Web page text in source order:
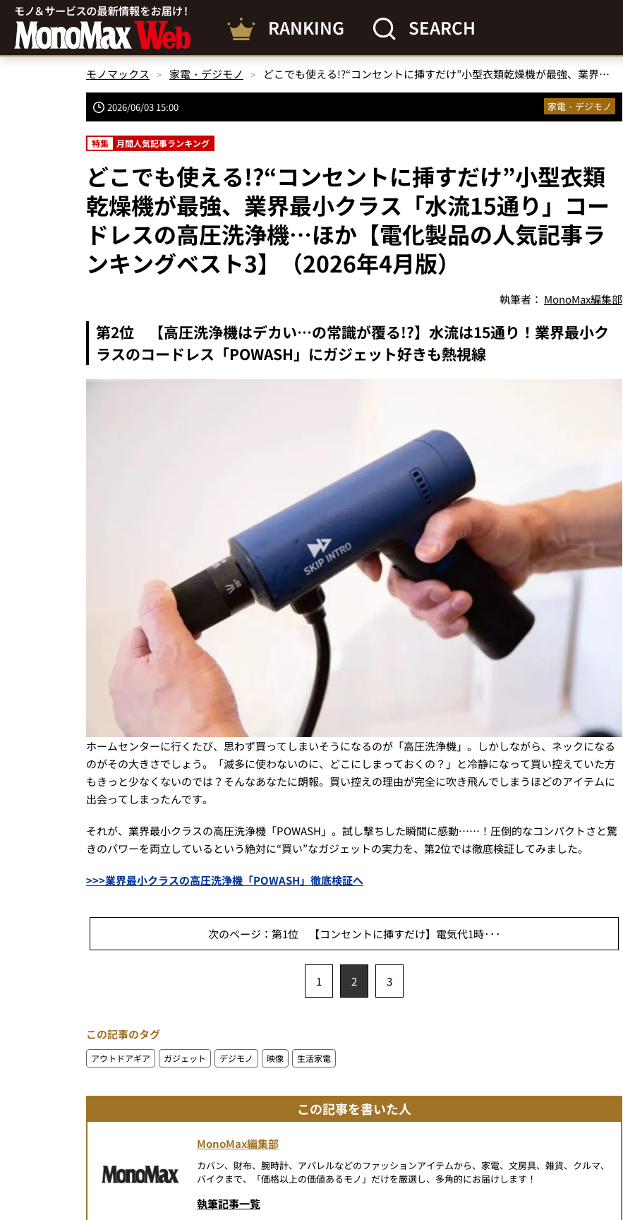
RANKING SEARCH
モノマックス 家電・デジモノ どこでも使える!?“コンセントに挿すだけ”小型衣類乾燥機が最強、業界最小クラス「水流15通り」コードレスの高圧洗浄機…ほか【電化製品の人気記事ランキングベスト3】（2026年4月版）
2026/06/03 15:00 家電・デジモノ
特集 月間人気記事ランキング
どこでも使える!?“コンセントに挿すだけ”小型衣類
乾燥機が最強、業界最小クラス「水流15通り」コー
ドレスの高圧洗浄機…ほか【電化製品の人気記事ラ
ンキングベスト3】（2026年4月版）
執筆者： MonoMax編集部
第2位 【高圧洗浄機はデカい…の常識が覆る!?】水流は15通り！業界最小ク
ラスのコードレス「POWASH」にガジェット好きも熱視線
ホームセンターに行くたび、思わず買ってしまいそうになるのが「高圧洗浄機」。しかしながら、ネックになる
のがその大きさでしょう。「滅多に使わないのに、どこにしまっておくの？」と冷静になって買い控えていた方
もきっと少なくないのでは？そんなあなたに朗報。買い控えの理由が完全に吹き飛んでしまうほどのアイテムに
出会ってしまったんです。
それが、業界最小クラスの高圧洗浄機「POWASH」。試し撃ちした瞬間に感動……！圧倒的なコンパクトさと驚
きのパワーを両立しているという絶対に“買い”なガジェットの実力を、第2位では徹底検証してみました。
>>>業界最小クラスの高圧洗浄機「POWASH」徹底検証へ
次のページ：第1位 【コンセントに挿すだけ】電気代1時･･･
1 2 3
この記事のタグ
アウトドアギア ガジェット デジモノ 映像 生活家電
この記事を書いた人
MonoMax編集部
カバン、財布、腕時計、アパレルなどのファッションアイテムから、家電、文房具、雑貨、クルマ、
バイクまで、「価格以上の価値あるモノ」だけを厳選し、多角的にお届けします！
執筆記事一覧